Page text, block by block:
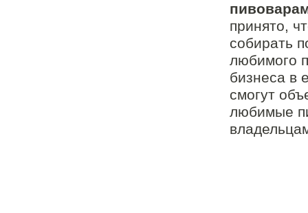
принято,
собирать
любимого
бизнеса в
смогут
любимые